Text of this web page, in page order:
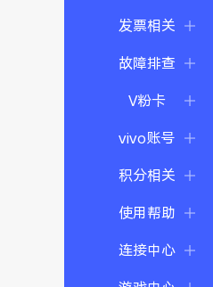
发票相关
故障排查
V粉卡
vivo账号
积分相关
使用帮助
连接中心